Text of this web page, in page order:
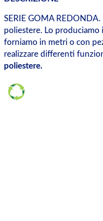
SERIE GOMA REDONDA.
poliestere. Lo produciamo
forniamo in metri o con
realizzare differenti
poliestere.